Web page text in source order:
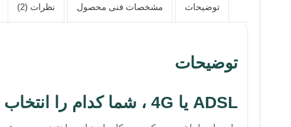
توضیحات مشخصات فنی محصول نظرات (2)
توضیحات
ADSL یا 4G ، شما کدام را انتخاب می‌کنید؟!